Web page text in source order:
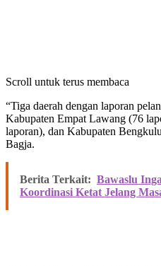
Scroll untuk terus membaca
“Tiga daerah dengan laporan
Kabupaten Empat Lawang (76
laporan), dan Kabupaten
Bagja.
Berita Terkait: Bawaslu
Koordinasi Ketat Jelang